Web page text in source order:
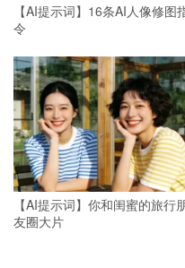
【AI提示词】16条AI人像修图
令
【AI提示词】你和闺蜜的旅行
友圈大片